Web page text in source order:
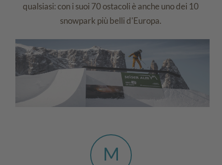
qualsiasi: con i suoi 70 ostacoli è anche uno dei 10
snowpark più belli d'Europa.
M